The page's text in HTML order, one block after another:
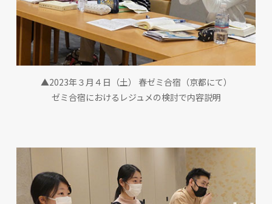
▲2023年３月４日（土） 春ゼミ合宿（京都にて）
ゼミ合宿におけるレジュメの検討で内容説明